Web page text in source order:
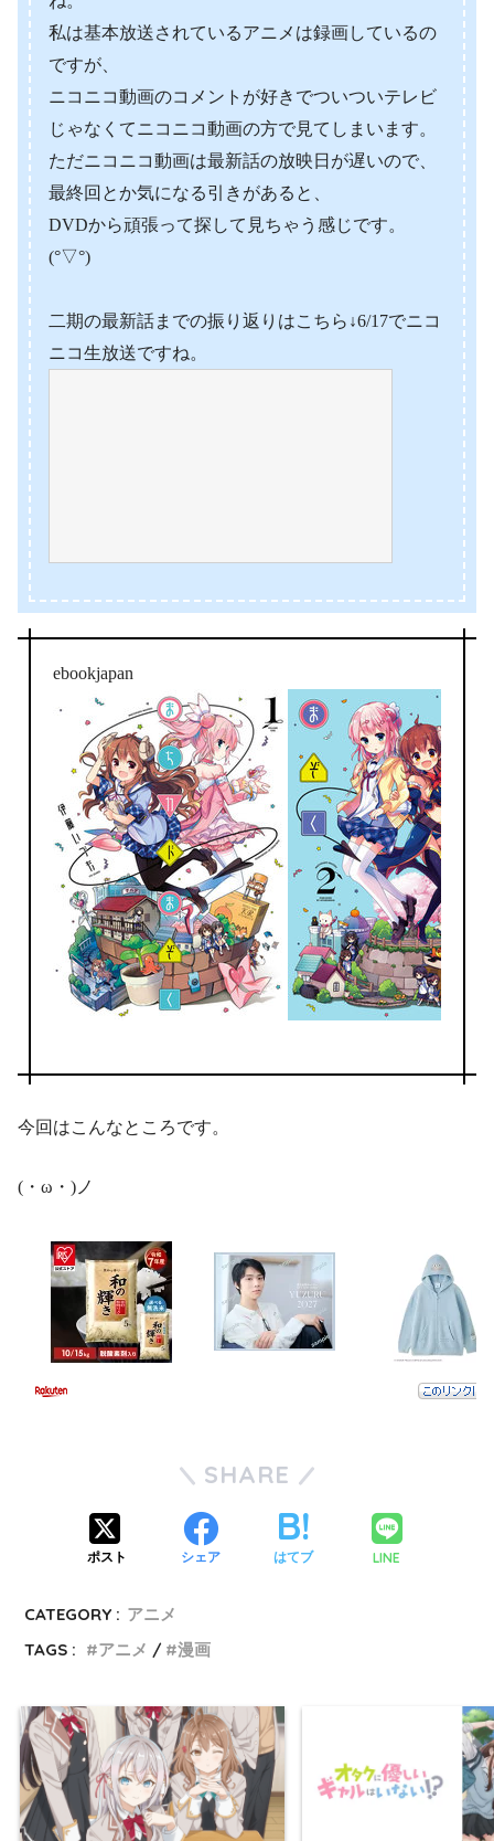
私は基本放送されているアニメは録画しているの
ですが、
ニコニコ動画のコメントが好きでついついテレビ
じゃなくてニコニコ動画の方で見てしまいます。
ただニコニコ動画は最新話の放映日が遅いので、
最終回とか気になる引きがあると、
DVDから頑張って探して見ちゃう感じです。
(°▽°)
二期の最新話までの振り返りはこちら↓6/17でニコ
ニコ生放送ですね。
ebookjapan
今回はこんなところです。
(・ω・)ノ
SHARE
ポスト シェア はてブ LINE
CATEGORY : アニメ
TAGS :
アニメ 漫画